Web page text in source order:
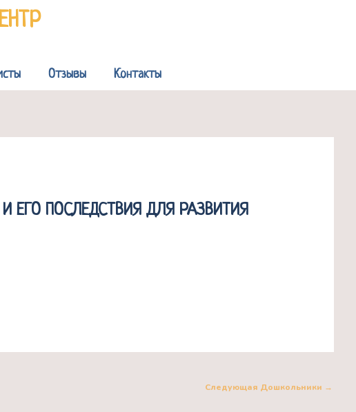
Отзывы Контакты
ЕГО ПОСЛЕДСТВИЯ ДЛЯ РАЗВИТИЯ
Следующая Дошкольники →